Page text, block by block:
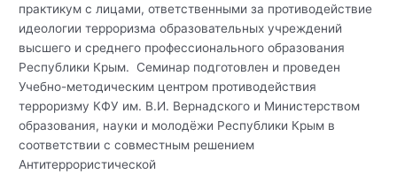
практикум с лицами, ответственными за противодействие
идеологии терроризма образовательных учреждений
высшего и среднего профессионального образования
Республики Крым. Семинар подготовлен и проведен
Учебно-методическим центром противодействия
терроризму КФУ им. В.И. Вернадского и Министерством
образования, науки и молодёжи Республики Крым в
соответствии с совместным решением
Антитеррористической